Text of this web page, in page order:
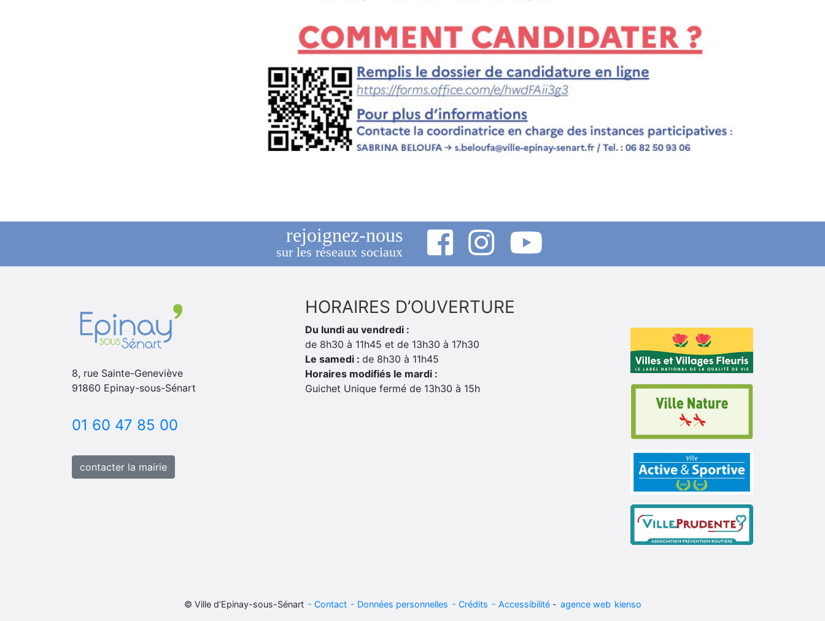
rejoignez-nous
sur les réseaux sociaux
8, rue Sainte-Geneviève
91860 Epinay-sous-Sénart
01 60 47 85 00
contacter la mairie
HORAIRES D’OUVERTURE
Du lundi au vendredi :
de 8h30 à 11h45 et de 13h30 à 17h30
Le samedi : de 8h30 à 11h45
Horaires modifiés le mardi :
Guichet Unique fermé de 13h30 à 15h
© Ville d’Epinay-sous-Sénart Contact Données personnelles Crédits Accessibilité- agence web kienso